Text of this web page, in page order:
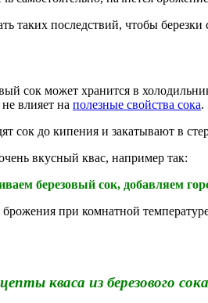
таких последствий, чтобы
сок может хранится в
влияет на полезные свойства сока.
сок до кипения и закатывают в
вкусный квас, например так:
березовый сок, добавляем
при комнатной
кваса из березового